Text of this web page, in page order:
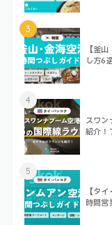
3
【釜
し方6
4
スワ
紹介！
5
【タ
時間営